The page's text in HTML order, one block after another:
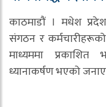
काठमाडौं । मधेश
संगठन र कर्मचारीहरूको
माध्यममा प्रकाशित
ध्यानाकर्षण भएको